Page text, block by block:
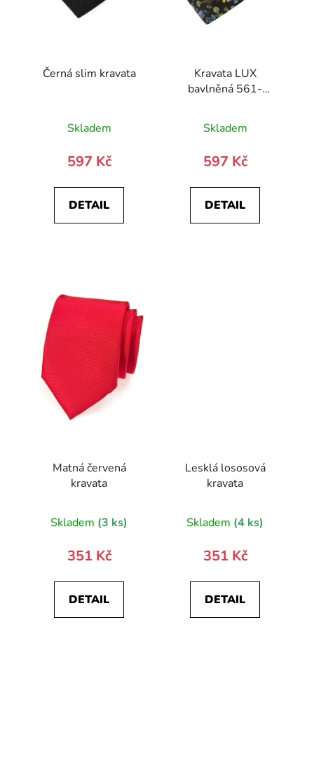
Černá slim kravata
Skladem
597 Kč
DETAIL
Kravata LUX
bavlněná 561-
Skladem
597 Kč
DETAIL
Matná červená
kravata
Skladem (3 ks)
351 Kč
DETAIL
Lesklá lososová
kravata
Skladem (4 ks)
351 Kč
DETAIL